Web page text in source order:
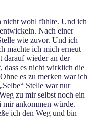
nicht wohl fühlte. Und ich
Nach einer
wie zuvor. Und ich
machte ich mich erneut
wieder an der
dass es nicht wirklich die
es zu merken war ich
Stelle war nur
zu mir selbst noch ein
mir ankommen würde.
ich den Weg und bin